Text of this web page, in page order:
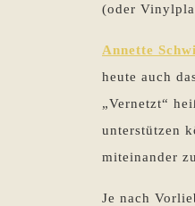
(oder
Annette
heute auch
„Vernetzt“
unterstützen
miteinander
Je nach